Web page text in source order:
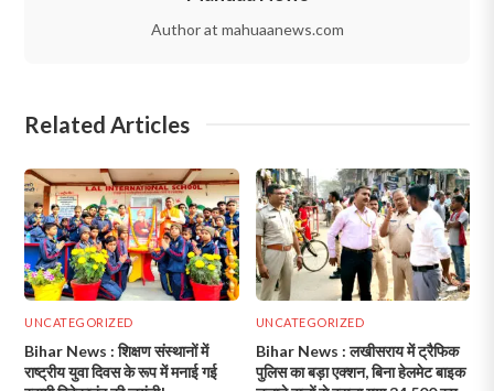
Author at mahuaanews.com
Related Articles
UNCATEGORIZED
Bihar News : शिक्षण संस्थानों में
राष्ट्रीय युवा दिवस के रूप में मनाई गई
UNCATEGORIZED
Bihar News : लखीसराय में ट्रैफिक
पुलिस का बड़ा एक्शन, बिना हेलमेट बाइक